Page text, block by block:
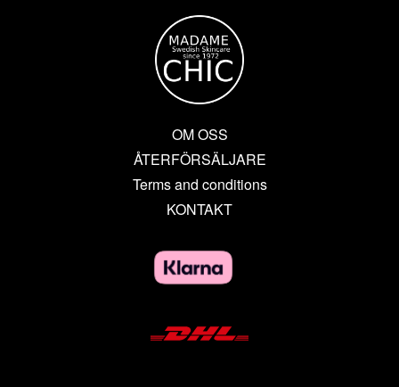
OM OSS
ÅTERFÖRSÄLJARE
Terms and conditions
KONTAKT